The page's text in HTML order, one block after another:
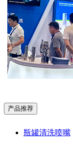
产品推荐
瓶罐清洗喷嘴